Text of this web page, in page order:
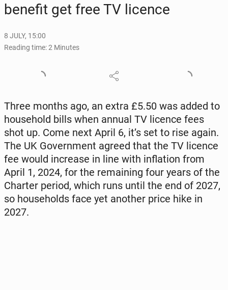
benefit get free TV licence
8 JULY, 15:00
Reading time: 2 Minutes
Three months ago, an extra £5.50 was added to
house­hold bills when annual TV licence fees
shot up. Come next April 6, it’s set to rise again.
The UK Gov­ern­ment agreed that the TV licence
fee would in­crease in line with in­fla­tion from
April 1, 2024, for the re­main­ing four years of the
Charter period, which runs until the end of 2027,
so house­holds face yet another price hike in
2027.